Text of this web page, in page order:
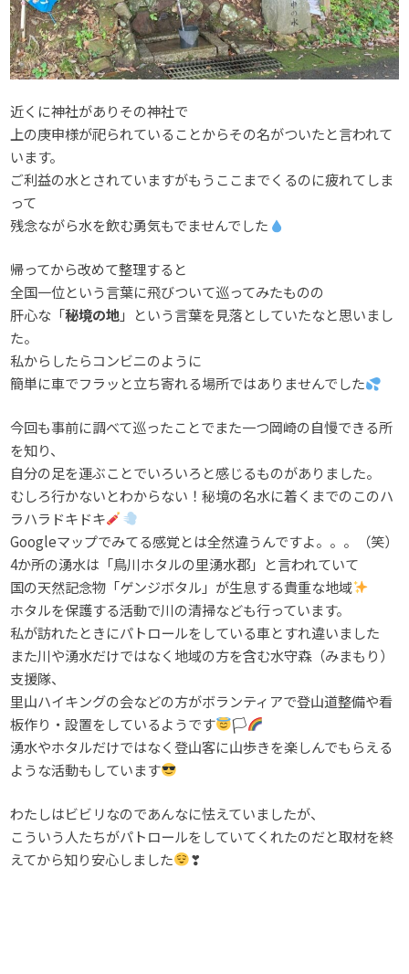
近くに神社がありその神社で
上の庚申様が祀られていることからその名がついたと言われて
います。
ご利益の水とされていますがもうここまでくるのに疲れてしま
って
残念ながら水を飲む勇気もでませんでした
帰ってから改めて整理すると
全国一位という言葉に飛びついて巡ってみたものの
肝心な「秘境の地」という言葉を見落としていたなと思いまし
た。
私からしたらコンビニのように
簡単に車でフラッと立ち寄れる場所ではありませんでした
今回も事前に調べて巡ったことでまた一つ岡崎の自慢できる所
を知り、
自分の足を運ぶことでいろいろと感じるものがありました。
むしろ行かないとわからない！秘境の名水に着くまでのこのハ
ラハラドキドキ
Googleマップでみてる感覚とは全然違うんですよ。。。（笑）
4か所の湧水は「鳥川ホタルの里湧水郡」と言われていて
国の天然記念物「ゲンジボタル」が生息する貴重な地域
ホタルを保護する活動で川の清掃なども行っています。
私が訪れたときにパトロールをしている車とすれ違いました
また川や湧水だけではなく地域の方を含む水守森（みまもり）
支援隊、
里山ハイキングの会などの方がボランティアで登山道整備や看
板作り・設置をしているようです
🏳‍
湧水やホタルだけではなく登山客に山歩きを楽しんでもらえる
ような活動もしています
わたしはビビリなのであんなに怯えていましたが、
こういう人たちがパトロールをしていてくれたのだと取材を終
えてから知り安心しました
❣